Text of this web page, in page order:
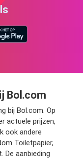
Bol.com
bij Bol.com. Op
actuele prijzen,
ook andere
Toiletpapier,
De aanbieding